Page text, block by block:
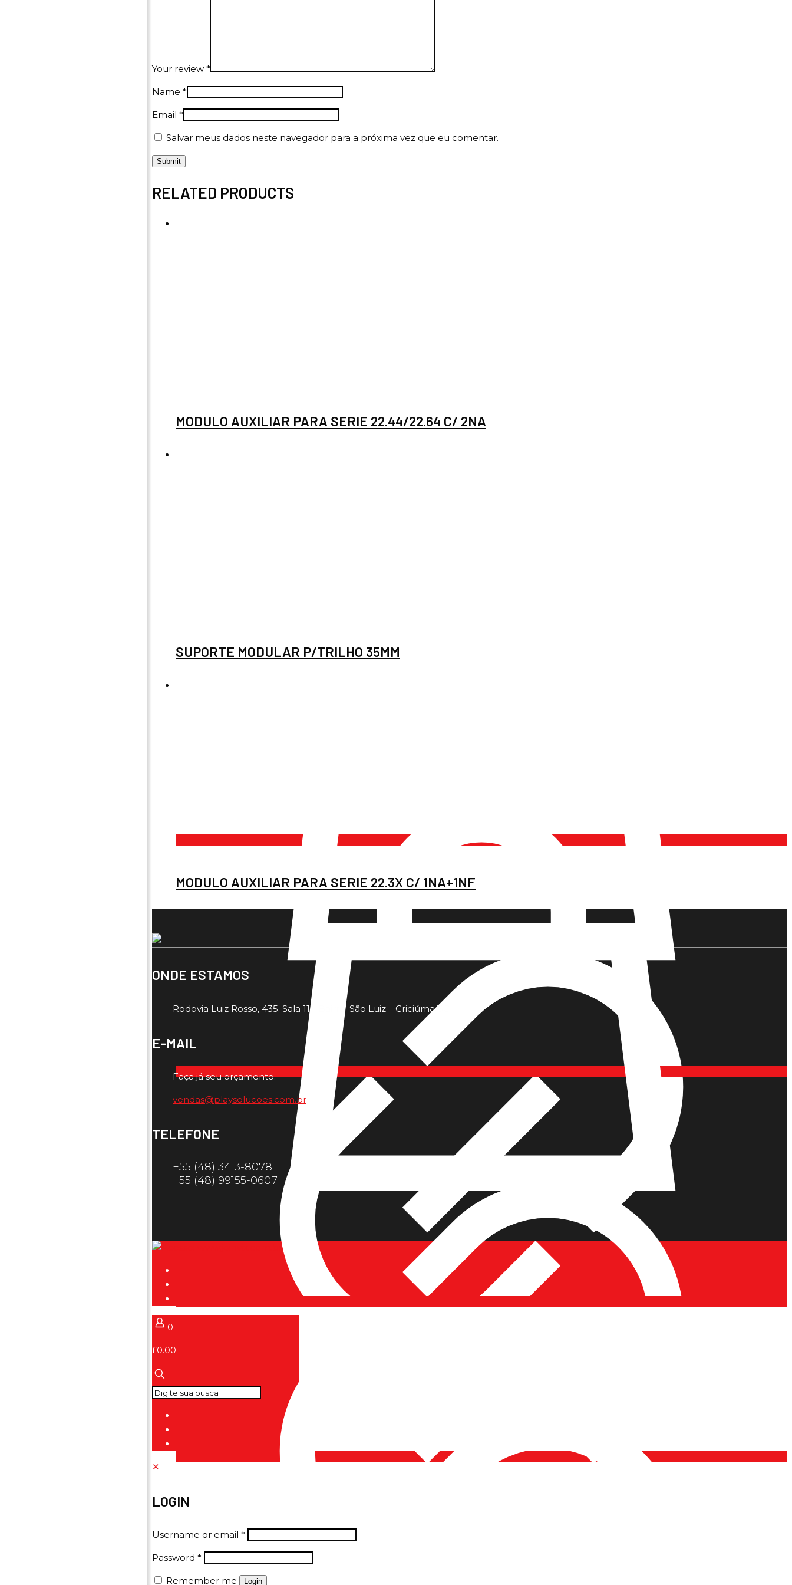
Your review *
Name *
Email *
Salvar meus dados neste navegador para a próxima vez que eu comentar.
RELATED PRODUCTS
MODULO AUXILIAR PARA SERIE 22.44/22.64 C/ 2NA
SUPORTE MODULAR P/TRILHO 35MM
MODULO AUXILIAR PARA SERIE 22.3X C/ 1NA+1NF
ONDE ESTAMOS
Rodovia Luiz Rosso, 435. Sala 11 - Bairro: São Luiz – Criciúma/SC
E-MAIL
Faça já seu orçamento.
vendas@playsolucoes.com.br
TELEFONE
+55 (48) 3413-8078
+55 (48) 99155-0607
0
£0.00
✕
LOGIN
Username or email *
Password *
Remember me Login